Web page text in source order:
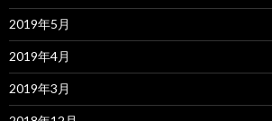
2019年5月
2019年4月
2019年3月